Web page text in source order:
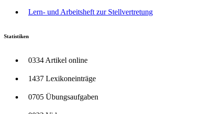
Lern- und Arbeitsheft zur Stellvertretung
Statistiken
0334 Artikel online
1437 Lexikoneinträge
0705 Übungsaufgaben